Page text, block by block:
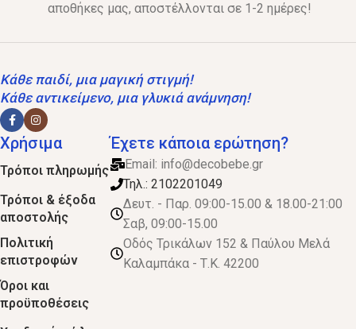
αποθήκες μας, αποστέλλονται σε 1-2 ημέρες!
Κάθε παιδί, μια μαγική στιγμή!
Κάθε αντικείμενο, μια γλυκιά ανάμνηση!
Χρήσιμα
Τρόποι πληρωμής
Τρόποι & έξοδα
αποστολής
Πολιτική
επιστροφών
Όροι και
προϋποθέσεις
Έχετε κάποια ερώτηση?
Email: info@decobebe.gr
Τηλ.: 2102201049
Δευτ. - Παρ. 09:00-15.00 & 18.00-21:00
Σαβ, 09:00-15.00
Οδός Τρικάλων 152 & Παύλου Μελά
Καλαμπάκα - Τ.Κ. 42200